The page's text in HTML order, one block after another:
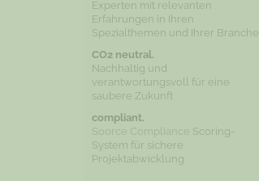
Experten mit relevanten
Erfahrungen in Ihren
Spezialthemen und Ihrer Branche.
CO2 neutral.
Nachhaltig und
verantwortungsvoll für eine
saubere Zukunft
compliant.
Soorce Compliance Scoring-
System für sichere
Projektabwicklung